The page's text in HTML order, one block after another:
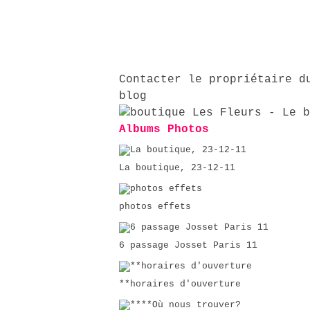
Contacter le propriétaire
blog
Albums Photos
La boutique, 23-12-11
photos effets
6 passage Josset Paris 11
**horaires d'ouverture